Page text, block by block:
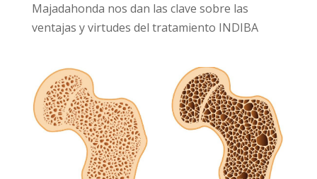
Majadahonda nos dan las clave sobre las
ventajas y virtudes del tratamiento INDIBA